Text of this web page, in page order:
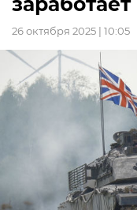
26 октября 2025 | 10:05